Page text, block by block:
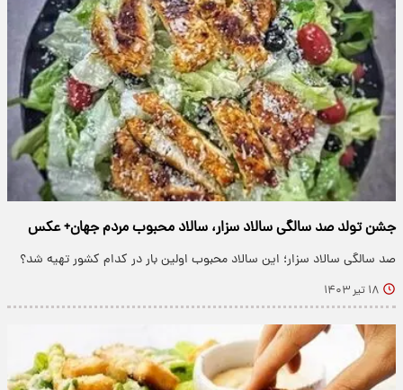
جشن تولد صد سالگی سالاد سزار، سالاد محبوب مردم جهان+ عکس
صد سالگی سالاد سزار؛ این سالاد محبوب اولین بار در کدام کشور تهیه شد؟
۱۸ تیر ۱۴۰۳